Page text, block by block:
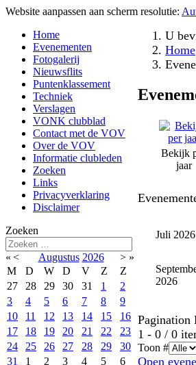
Website aanpassen aan scherm resolutie:
Home
Evenementen
Fotogalerij
Nieuwsflits
Puntenklassement
Techniek
Verslagen
VONK clubblad
Contact met de VOV
Over de VOV
Informatie clubleden
Zoeken
Links
Privacyverklaring
Disclaimer
Zoeken
« < Augustus 2026 > »
M
D W D V Z
Z
27
28 29 30 31 1
2
3
4 5 6 7 8
9
10
11 12 13 14 15
16
17
18 19 20 21 22
23
24
25 26 27 28 29
30
31
1 2 3 4 5 6
U
Home
Bekijk
jaar
Juli 2026
2026
1 - 0 / 0
Toon #
Open